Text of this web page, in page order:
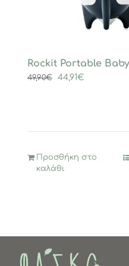
Rockit Portable
49,90€
Original
44,91€
Προσθήκη στο
καλάθι